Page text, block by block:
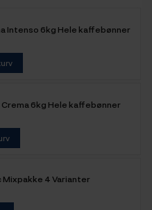
Intenso 6kg Hele kaffebønner
6kg Hele kaffebønner
4 Varianter